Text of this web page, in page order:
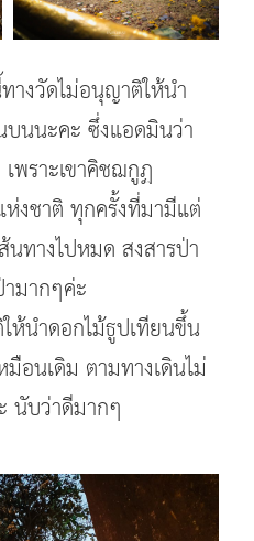
งวัดไม่อนุญาติให้นำ
นนะคะ ซึ่งแอดมินว่า
พราะเขาคิชฌกูฏ
งชาติ ทุกครั้งที่มามีแต่
นทางไปหมด สงสารป่า
มากๆค่ะ
ห้นำดอกไม้ธูปเทียนขึ้น
อนเดิม ตามทางเดินไม่
นับว่าดีมากๆ